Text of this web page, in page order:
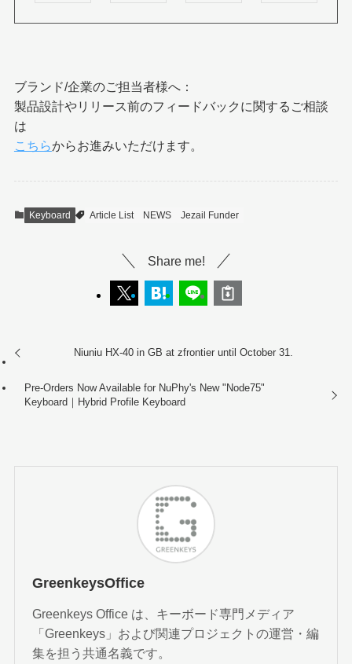
ブランド/企業のご担当者様へ：
製品設計やリリース前のフィードバックに関するご相談
は
こちらからお進みいただけます。
Keyboard Article List NEWS Jezail Funder
Share me!
Niuniu HX-40 in GB at zfrontier until October 31.
Pre-Orders Now Available for NuPhy's New "Node75"
Keyboard｜Hybrid Profile Keyboard
GreenkeysOffice
Greenkeys Office は、キーボード専門メディア
「Greenkeys」および関連プロジェクトの運営・編
集を担う共通名義です。